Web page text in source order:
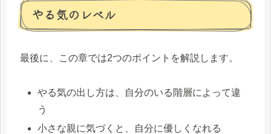
やる気のレベル
最後に、この章では2つのポイントを解説します。
やる気の出し方は、自分のいる階層によって違
う
小さな親に気づくと、自分に優しくなれる